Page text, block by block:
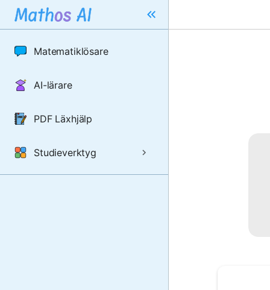
Matematiklösare
AI-lärare
PDF Läxhjälp
Studieverktyg